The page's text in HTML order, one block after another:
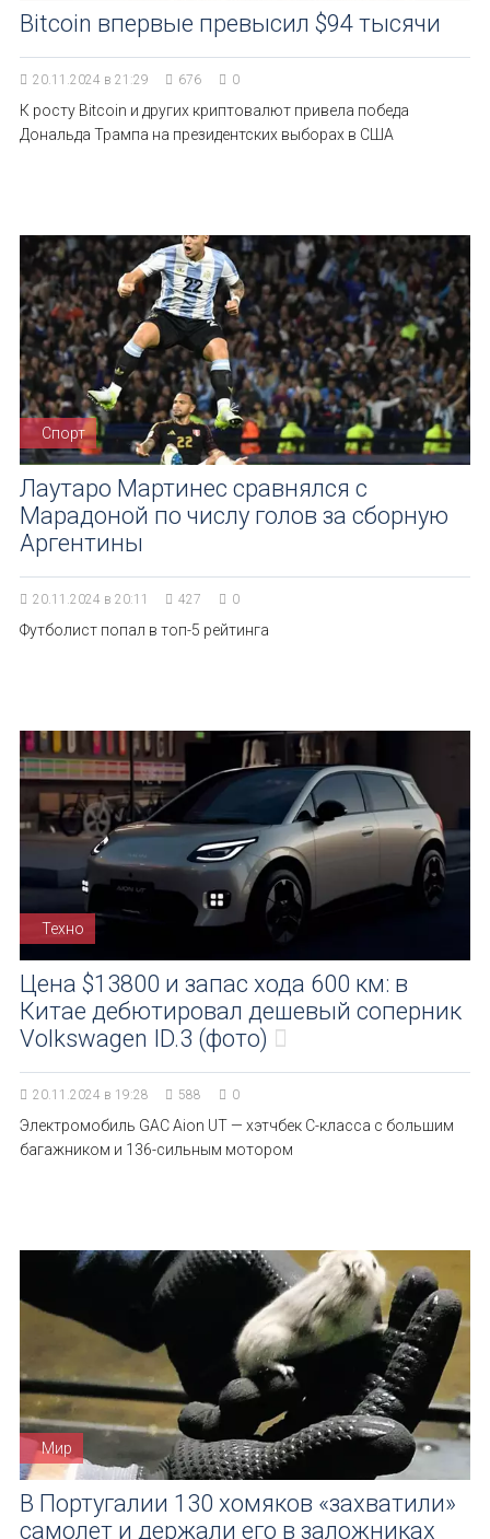
Bitcoin впервые превысил $94 тысячи
20.11.2024 в 21:29 676 0
К росту Bitcoin и других криптовалют привела победа
Дональда Трампа на президентских выборах в США
Спорт
Лаутаро Мартинес сравнялся с
Марадоной по числу голов за сборную
Аргентины
20.11.2024 в 20:11 427 0
Футболист попал в топ-5 рейтинга
Техно
Цена $13800 и запас хода 600 км: в
Китае дебютировал дешевый соперник
Volkswagen ID.3 (фото)
20.11.2024 в 19:28 588 0
Электромобиль GAC Aion UT — хэтчбек С-класса с большим
багажником и 136-сильным мотором
Мир
В Португалии 130 хомяков «захватили»
самолет и держали его в заложниках